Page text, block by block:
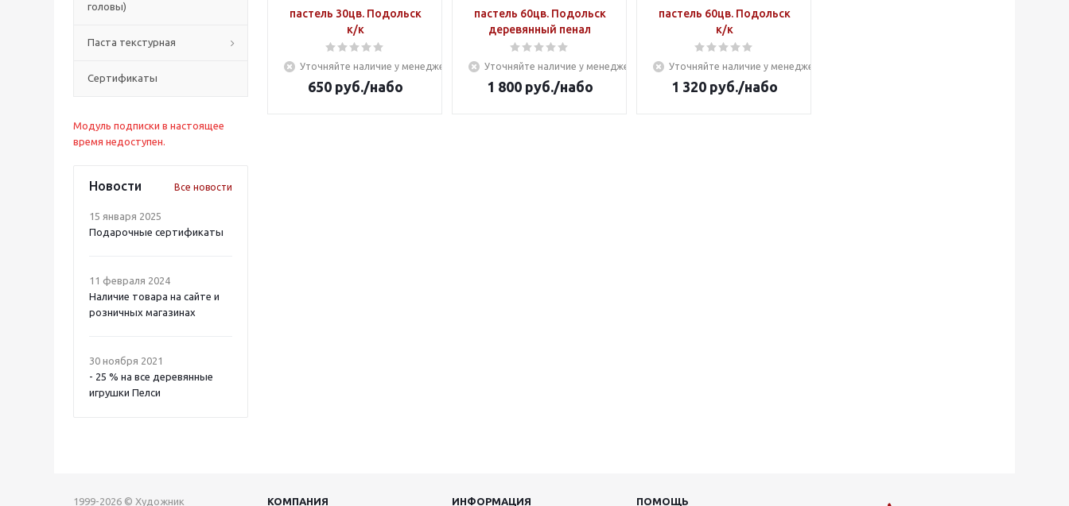
головы)
Паста текстурная
Сертификаты
Модуль подписки в настоящее
время недоступен.
Новости Все новости
15 января 2025
Подарочные сертификаты
11 февраля 2024
Наличие товара на сайте и
розничных магазинах
30 ноября 2021
- 25 % на все деревянные
игрушки Пелси
пастель 30цв. Подольск
к/к
Уточняйте наличие у менеджера
650руб./набо
пастель 60цв. Подольск
деревянный пенал
Уточняйте наличие у менеджера
1 800руб./набо
пастель 60цв. Подольск
к/к
Уточняйте наличие у менеджера
1 320руб./набо
1999-2026 © Художник КОМПАНИЯ ИНФОРМАЦИЯ ПОМОЩЬ